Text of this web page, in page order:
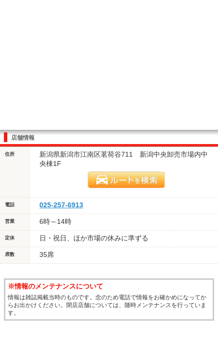
店舗情報
住所
新潟県新潟市江南区茗荷谷711 新潟中央卸売市場内中
央棟1F
電話 025-257-6913
営業 6時～14時
定休 日・祝日、ほか市場の休みに準ずる
席数 35席
※情報のメンテナンスについて
情報は雑誌掲載当時のものです。念のため電話で情報をお確かめになってか
らお出かけください。閉店店舗については、随時メンテナンスを行っていま
す。